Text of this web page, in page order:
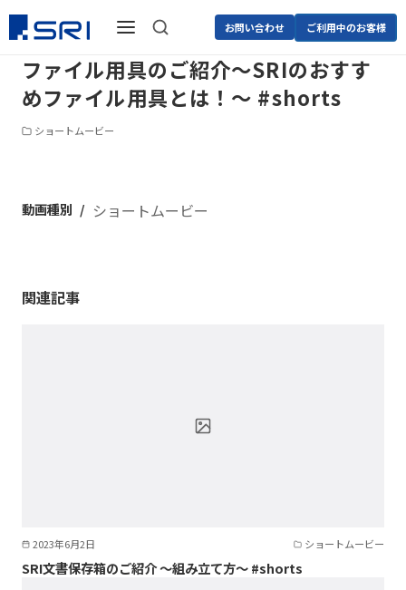
お問い合わせ ご利用中のお客様
ファイル用具のご紹介～SRIのおすす
めファイル用具とは！～ #shorts
ショートムービー
動画種別 ショートムービー
関連記事
2023年6月2日 ショートムービー
SRI文書保存箱のご紹介 ～組み立て方～ #shorts